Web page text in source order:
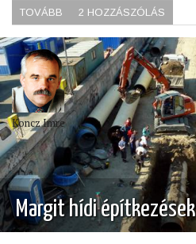
TOVÁBB (FONÓDÓ
VILLAMOSOK)
2 HOZZÁSZÓLÁS
Margit hídi építkezések
Koncz Imre